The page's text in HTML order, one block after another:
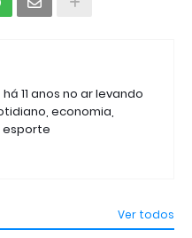
11 anos no ar levando
economia,
esporte
Ver todos